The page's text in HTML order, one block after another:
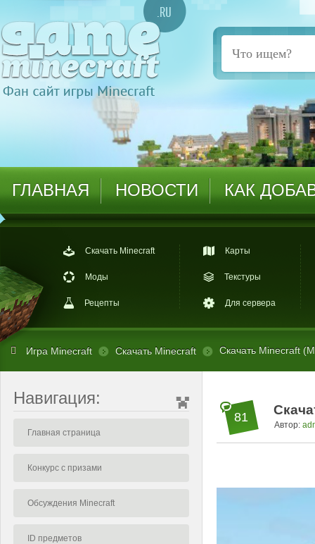
ГЛАВНАЯ НОВОСТИ КАК
Скачать Minecraft
Моды
Рецепты
Карты
Текстуры
Для сервера
Игра Minecraft Скачать Minecraft Скачать Minecraft
Навигация:
Главная страница
Конкурс с призами
Обсуждения Minecraft
ID предметов
81
Автор: